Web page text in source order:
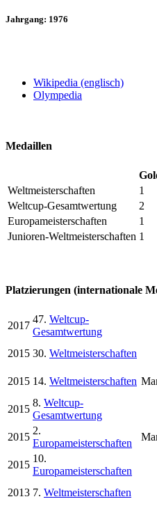
Jahrgang: 1976
Wikipedia (englisch)
Olympedia
Medaillen
Weltmeisterschaften
1
Weltcup-Gesamtwertung
2
Europameisterschaften
1
Junioren-Weltmeisterschaften 1
Platzierungen (internationale
2017
47. Weltcup-
Gesamtwertung
2015 30. Weltmeisterschaften
2015 14. Weltmeisterschaften
2015
8. Weltcup-
Gesamtwertung
2015
2.
Europameisterschaften
2015
10.
Europameisterschaften
2013 7. Weltmeisterschaften